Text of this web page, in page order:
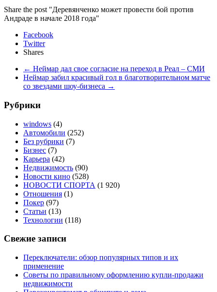
Share the post "Деревянченко может провести бой против
Андраде в начале 2018 года"
Facebook
Twitter
Shares
← Неймар дал свое согласие на переход в Реал – СМИ
Неймар забил красивый гол в благотворительном матче
со звездами шоу-бизнеса →
Рубрики
windows (4)
Автомобили (252)
Без рубрики (7)
Бизнес (7)
Карьера (42)
Недвижимость (90)
Новости кино (528)
НОВОСТИ СПОРТА (1 920)
Отношения (1)
Покер (97)
Статьи (13)
Технологии (118)
Свежие записи
Переключатели: обзор популярных типов и их
применение
Советы по правильному оформлению купли-продажи
недвижимости